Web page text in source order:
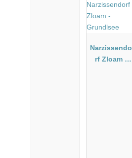
Narzissendo
rf Zloam -